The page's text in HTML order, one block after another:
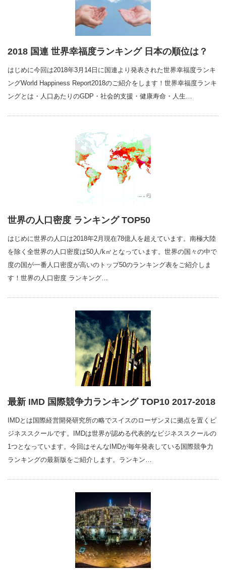
2018 国連 世界幸福度ランキング 日本の順位は？
はじめに今回は2018年3月14日に国連より発表された世界幸福度ランキ
ングWorld Happiness Report2018のご紹介をします！世界幸福度ランキ
ングとは・人口あたりのGDP・社会的支援・健康寿命・人生…
世界の人口密度 ランキング TOP50
はじめに世界の人口は2018年2月現在78億人を超えています。南極大陸
を除く全世界の人口密度は50人/k㎡となっています。世界の国々の中で
度の国が一番人口密度が高いのトップ50のランキング表をご紹介しま
す！世界の人口密度 ランキング…
最新 IMD 国際競争力ランキング TOP10 2017-2018
IMDとは国際経営開発研究所の略でスイスのローザンヌに拠点を置くビ
ジネススクールです。IMDは世界が認める代表的なビジネススクールの
1つとなっています。今回はそんなIMDが毎年発表している国際競争力
ランキングの最新版をご紹介します。ランキン…